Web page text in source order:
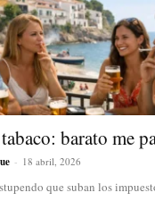
barato me
- 18 abril, 2026
que suban los